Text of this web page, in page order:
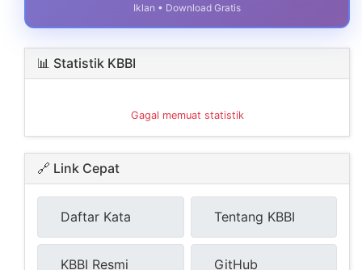
Iklan • Download Gratis
📊 Statistik KBBI
Gagal memuat statistik
🔗 Link Cepat
Daftar Kata Tentang KBBI
KBBI Resmi GitHub